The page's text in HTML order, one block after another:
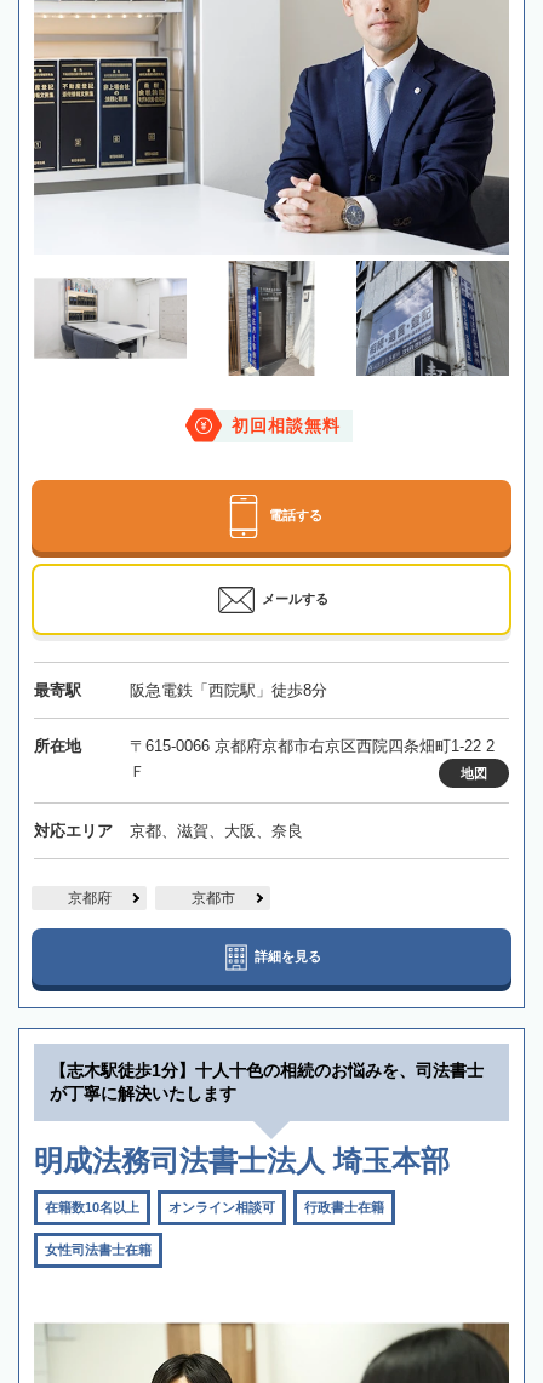
初回相談無料
電話する
メールする
最寄駅 阪急電鉄「西院駅」徒歩8分
所在地
〒615-0066 京都府京都市右京区西院四条畑町1-22 2
Ｆ
地図
対応エリア 京都、滋賀、大阪、奈良
京都府 京都市
詳細を見る
【志木駅徒歩1分】十人十色の相続のお悩みを、司法書士
が丁寧に解決いたします
明成法務司法書士法人 埼玉本部
在籍数10名以上 オンライン相談可 行政書士在籍
女性司法書士在籍